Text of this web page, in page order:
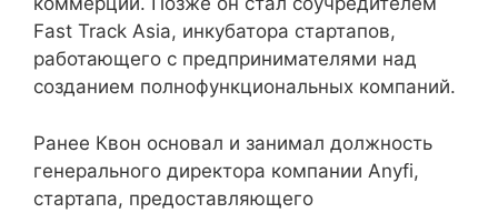
Fast Track Asia, инкубатора стартапов,
работающего с предпринимателями над
созданием полнофункциональных компаний.
Ранее Квон основал и занимал должность
генерального директора компании Anyfi,
стартапа, предоставляющего